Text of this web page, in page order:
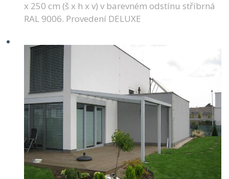
x 250 cm (š x h x v) v barevném odstínu stříbrná
RAL 9006. Provedení DELUXE